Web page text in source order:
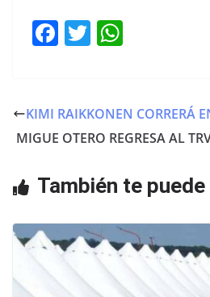
F
e
b
o
T
er s
A
p
KIMI RAIKKONEN CORRERÁ
MIGUE OTERO REGRESA AL
También te